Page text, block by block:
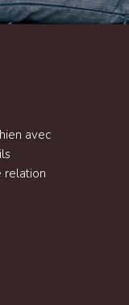
avec
relation